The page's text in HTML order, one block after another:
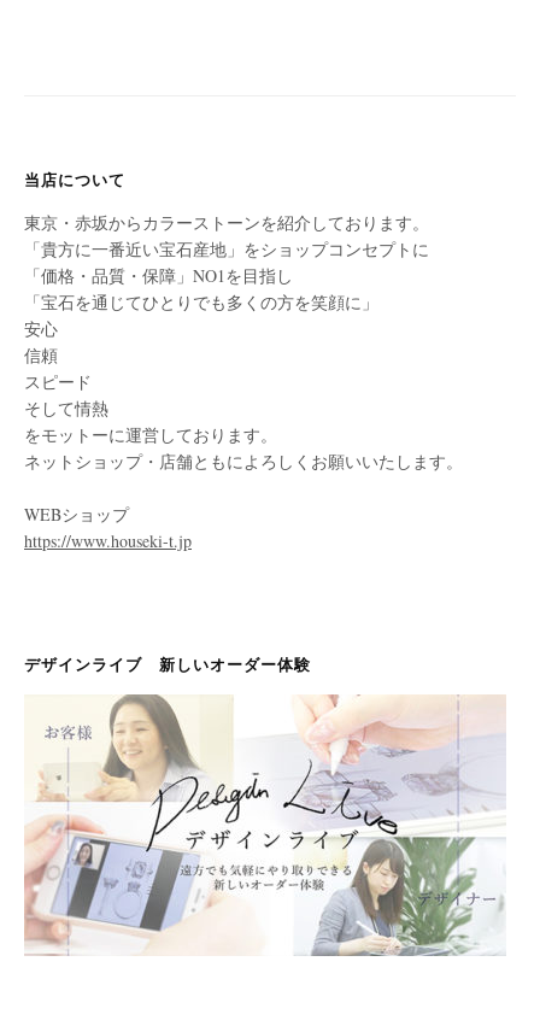
当店について
東京・赤坂からカラーストーンを紹介しております。
「貴方に一番近い宝石産地」をショップコンセプトに
「価格・品質・保障」NO1を目指し
「宝石を通じてひとりでも多くの方を笑顔に」
安心
信頼
スピード
そして情熱
をモットーに運営しております。
ネットショップ・店舗ともによろしくお願いいたします。
WEBショップ
https://www.houseki-t.jp
デザインライブ 新しいオーダー体験